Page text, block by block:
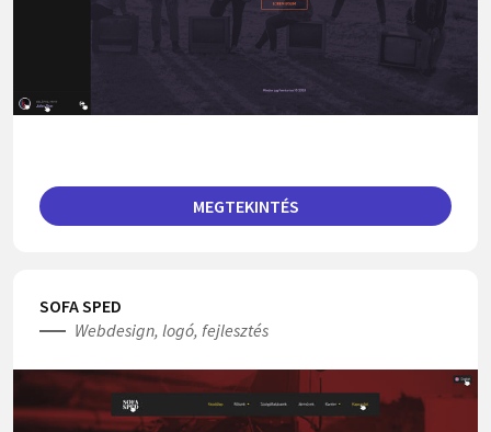
MEGTEKINTÉS
SOFA SPED
Webdesign, logó, fejlesztés